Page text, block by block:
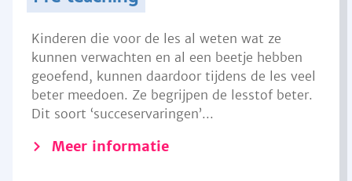
Kinderen die voor de les al weten wat ze
kunnen verwachten en al een beetje hebben
geoefend, kunnen daardoor tijdens de les veel
beter meedoen. Ze begrijpen de lesstof beter.
Dit soort ‘succeservaringen’...
Meer informatie